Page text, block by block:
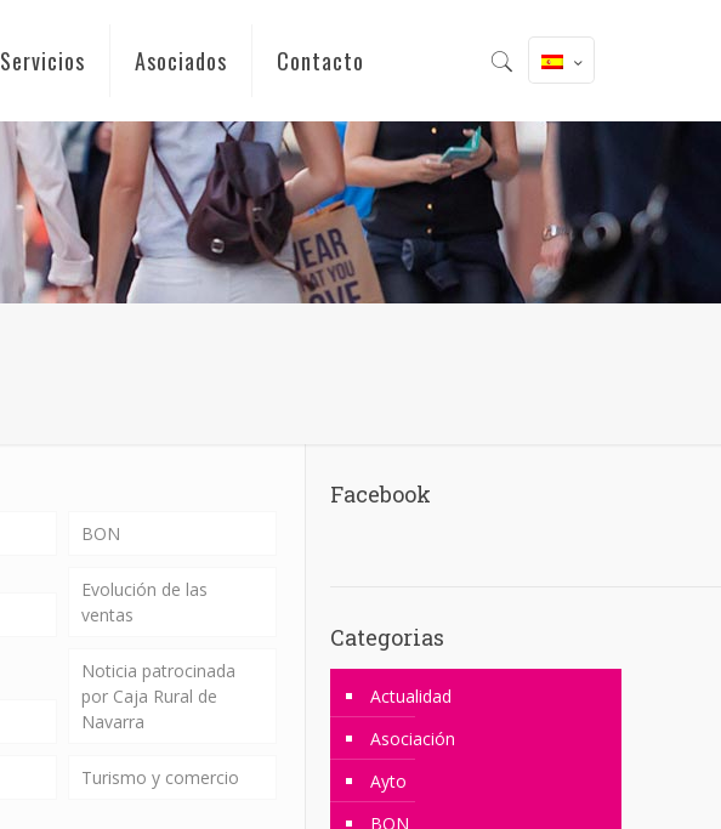
Servicios Asociados Contacto
BON
Evolución de las
ventas
Noticia patrocinada
por Caja Rural de
Navarra
Turismo y comercio
Facebook
Categorias
Actualidad
Asociación
Ayto
BON